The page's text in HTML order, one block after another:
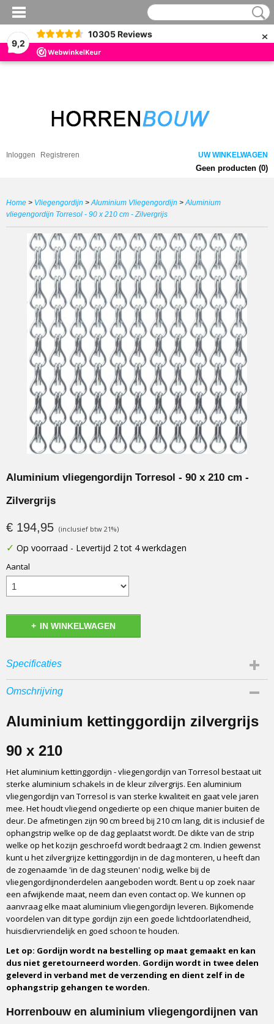
9,2
10305 Reviews ×
Inloggen Registreren UW WINKELWAGEN
Geen producten (0)
Home > Vliegengordijn >Aluminium Vliegengordijn >Aluminium
vliegengordijn Torresol - 90 x 210 cm - Zilvergrijs
Aluminium vliegengordijn Torresol - 90 x 210 cm -
Zilvergrijs
€ 194,95 (inclusief btw 21%)
✓ Op voorraad - Levertijd 2 tot 4 werkdagen
Aantal
IN WINKELWAGEN
Specificaties
Afmetingen (l,b,h)
Catagorie
Fabrikant
Materiaal
Aluminium
Soort
Aluminium kettingen
Type
Kant en Klaar pakket
Ophangstrip
Z-profiel
Bevestiging
Schroeven
Montage
Tegen het kozijn of in het kozijn
Optioneel profiel bij montage in het kozijn
Ja, beschikbaar
Montageduur
5 tot 10 minuten
Verkrijgbare breedtes
Omschrijving
Aluminium kettinggordijn zilvergrijs
90 x 210
Het aluminium kettinggordijn - vliegengordijn van Torresol bestaat uit
sterke aluminium schakels in de kleur zilvergrijs. Een aluminium
vliegengordijn van Torresol is van sterke kwaliteit en gaat vele jaren
mee. Het houdt vliegend ongedierte op een chique manier buiten de
deur. De afmetingen zijn 90 cm breed bij 210 cm lang, dit is inclusief de
ophangstrip welke op de dag geplaatst wordt. De dikte van de strip
welke op het kozijn geschroefd wordt bedraagt 2 cm. Indien gewenst
kunt u het zilvergrijze kettinggordijn in de dag monteren, u heeft dan
de zogenaamde 'in de dag steunen' nodig, welke bij de
vliegengordijnonderdelen aangeboden wordt. Bent u op zoek naar
een afwijkende maat, neem dan even contact op. We kunnen op
aanvraag elke maat aluminium vliegengordijn leveren. Bijkomende
voordelen van dit type gordijn zijn een goede lichtdoorlatendheid,
huisdiervriendelijk en goed schoon te houden.
Let op: Gordijn wordt na bestelling op maat gemaakt en kan
dus niet geretourneerd worden. Gordijn wordt in twee delen
geleverd in verband met de verzending en dient zelf in de
ophangstrip gehangen te worden.
Horrenbouw en aluminium vliegengordijnen van